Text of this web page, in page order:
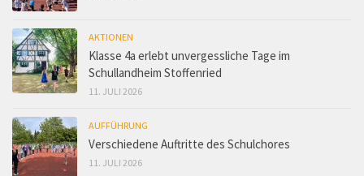
AKTIONEN
Klasse 4a erlebt unvergessliche Tage im
Schullandheim Stoffenried
11. JULI 2026
AUFFÜHRUNG
Verschiedene Auftritte des Schulchores
11. JULI 2026